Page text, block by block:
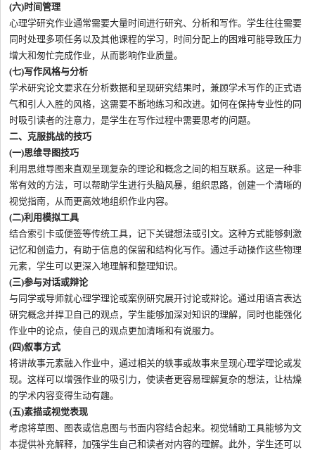
(六)时间管理
心理学研究作业通常需要大量时间进行研究、分析和写作。学生往往需要
同时处理多项任务以及其他课程的学习，时间分配上的困难可能导致压力
增大和匆忙完成作业，从而影响作业质量。
(七)写作风格与分析
学术研究论文要求在分析数据和呈现研究结果时，兼顾学术写作的正式语
气和引人入胜的风格，这需要不断地练习和改进。如何在保持专业性的同
时吸引读者的注意力，是学生在写作过程中需要思考的问题。
二、克服挑战的技巧
(一)思维导图技巧
利用思维导图来直观呈现复杂的理论和概念之间的相互联系。这是一种非
常有效的方法，可以帮助学生进行头脑风暴，组织思路，创建一个清晰的
视觉指南，从而更高效地组织作业内容。
(二)利用模拟工具
结合索引卡或便签等传统工具，记下关键想法或引文。这种方式能够刺激
记忆和创造力，有助于信息的保留和结构化写作。通过手动操作这些物理
元素，学生可以更深入地理解和整理知识。
(三)参与对话或辩论
与同学或导师就心理学理论或案例研究展开讨论或辩论。通过用语言表达
研究概念并捍卫自己的观点，学生能够加深对知识的理解，同时也能强化
作业中的论点，使自己的观点更加清晰和有说服力。
(四)叙事方式
将讲故事元素融入作业中，通过相关的轶事或故事来呈现心理学理论或发
现。这样可以增强作业的吸引力，使读者更容易理解复杂的想法，让枯燥
的学术内容变得生动有趣。
(五)素描或视觉表现
考虑将草图、图表或信息图与书面内容结合起来。视觉辅助工具能够为文
本提供补充解释，加强学生自己和读者对内容的理解。此外，学生还可以